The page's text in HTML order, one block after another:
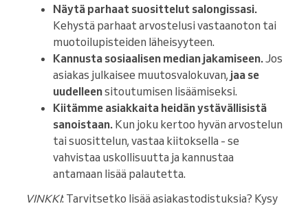
Näytä parhaat suosittelut salongissasi.
Kehystä parhaat arvostelusi vastaanoton tai
muotoilupisteiden läheisyyteen.
Kannusta sosiaalisen median jakamiseen.Jos
asiakas julkaisee muutosvalokuvan, jaa se
uudelleensitoutumisen lisäämiseksi.
Kiitämme asiakkaita heidän ystävällisistä
sanoistaan. Kun joku kertoo hyvän arvostelun
tai suosittelun, vastaa kiitoksella - se
vahvistaa uskollisuutta ja kannustaa
antamaan lisää palautetta.
VINKKI: Tarvitsetko lisää asiakastodistuksia? Kysy